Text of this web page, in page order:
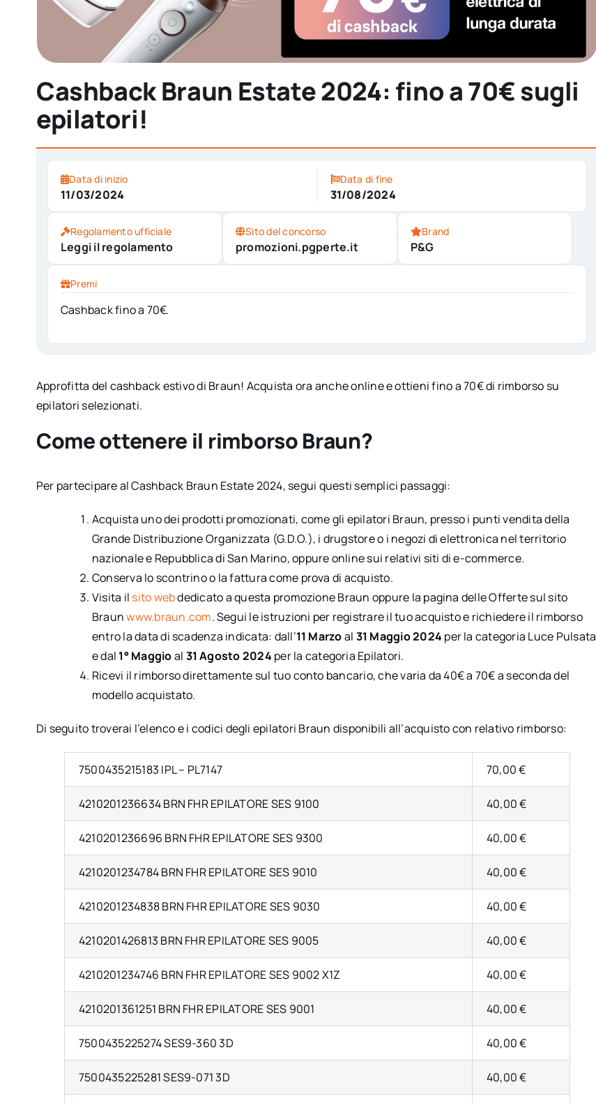
Cashback Braun Estate 2024: fino a 70€ sugli
epilatori!
Data di inizio
11/03/2024
Data di fine
31/08/2024
Regolamento ufficiale
Leggi il regolamento
Sito del concorso
promozioni.pgperte.it
Brand
P&G
Premi
Cashback fino a 70€.
Approfitta del cashback estivo di Braun! Acquista ora anche online e ottieni fino a 70€ di rimborso su
epilatori selezionati.
Come ottenere il rimborso Braun?
Per partecipare al Cashback Braun Estate 2024, segui questi semplici passaggi:
Acquista uno dei prodotti promozionati, come gli epilatori Braun, presso i punti vendita della
Grande Distribuzione Organizzata (G.D.O.), i drugstore o i negozi di elettronica nel territorio
nazionale e Repubblica di San Marino, oppure online sui relativi siti di e-commerce.
Conserva lo scontrino o la fattura come prova di acquisto.
Visita il sito webdedicato a questa promozione Braun oppure la pagina delle Offerte sul sito
Braunwww.braun.com. Segui le istruzioni per registrare il tuo acquisto e richiedere il rimborso
entro la data di scadenza indicata: dall’11 Marzoal 31 Maggio 2024 per la categoria Luce Pulsata
e dal 1° Maggioal 31 Agosto 2024 per la categoria Epilatori.
Ricevi il rimborso direttamente sul tuo conto bancario, che varia da 40€ a 70€ a seconda del
modello acquistato.
Di seguito troverai l’elenco e i codici degli epilatori Braun disponibili all’acquisto con relativo rimborso:
7500435215183 IPL – PL7147 70,00 €
4210201236634 BRN FHR EPILATORE SES 9100 40,00 €
4210201236696 BRN FHR EPILATORE SES 9300 40,00 €
4210201234784 BRN FHR EPILATORE SES 9010 40,00 €
4210201234838 BRN FHR EPILATORE SES 9030 40,00 €
4210201426813 BRN FHR EPILATORE SES 9005 40,00 €
4210201234746 BRN FHR EPILATORE SES 9002 X1Z 40,00 €
4210201361251 BRN FHR EPILATORE SES 9001 40,00 €
7500435225274 SES9-360 3D 40,00 €
7500435225281 SES9-071 3D 40,00 €